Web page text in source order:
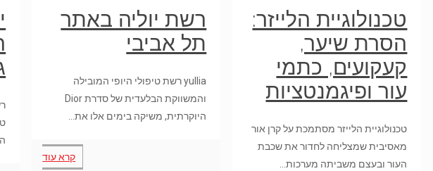
טכנולוגיית הלייזר:
הסרת שיער,
קעקועים, כתמי
עור ופיגמנטציות
טכנולוגיית הלייזר מסתמכת על קרן אור
מאסיבית שמצליחה לחדור את שכבת
העור ובעצם משביתה מערכות…
רשת יוליה באתר
תל אביבי
yullia רשת טיפולי היופי המובילה
והמשווקת הבלעדית של סדרת Dior
היוקרתית, משיקה בימים אלו את…
קרא עוד